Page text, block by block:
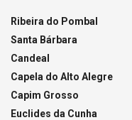
Ribeira do Pombal
Santa Bárbara
Candeal
Capela do Alto Alegre
Capim Grosso
Euclides da Cunha